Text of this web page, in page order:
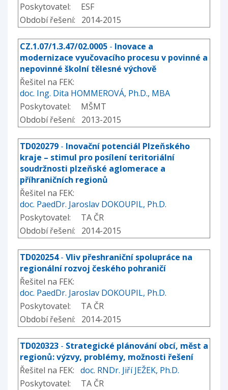
Poskytovatel: ESF
Období řešení: 2014-2015
CZ.1.07/1.3.47/02.0005 - Inovace a
modernizace vyučovacího procesu v povinné a
nepovinné školní tělesné výchově
Řešitel na FEK:
doc. Ing. Dita HOMMEROVÁ, Ph.D., MBA
Poskytovatel: MŠMT
Období řešení: 2013-2015
TD020279 - Inovační potenciál Plzeňského
kraje – stimul pro posílení teritoriální
soudržnosti plzeňské aglomerace a
příhraničních regionů
Řešitel na FEK:
doc. PaedDr. Jaroslav DOKOUPIL, Ph.D.
Poskytovatel: TA ČR
Období řešení: 2014-2015
TD020254- Vliv přeshraniční spolupráce na
regionální rozvoj českého pohraničí
Řešitel na FEK:
doc. PaedDr. Jaroslav DOKOUPIL, Ph.D.
Poskytovatel: TA ČR
Období řešení: 2014-2015
TD020323 - Strategické plánování obcí, měst a
regionů: výzvy, problémy, možnosti řešení
Řešitel na FEK: doc. RNDr. Jiří JEŽEK, Ph.D.
Poskytovatel: TA ČR